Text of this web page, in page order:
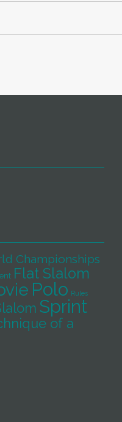
Championships
Flat Slalom
Polo Rules
Sprint
of a